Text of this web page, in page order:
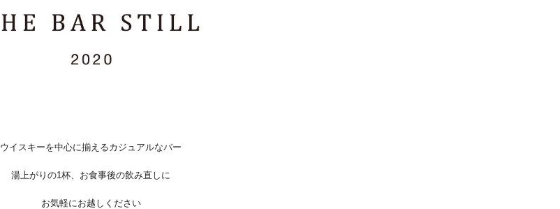
ウイスキーを中心に揃えるカジュアルなバー
湯上がりの1杯、お食事後の飲み直しに
お気軽にお越しください